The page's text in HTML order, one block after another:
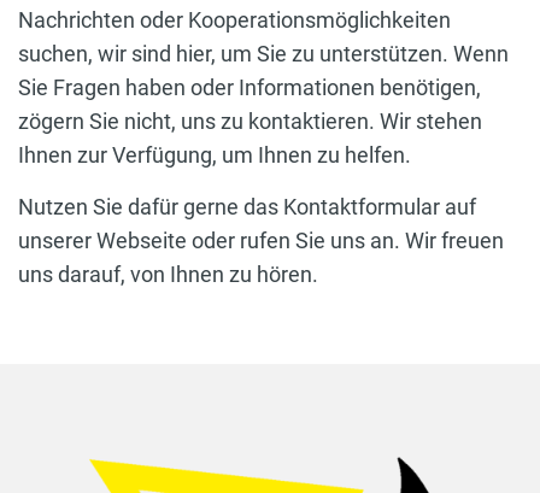
Nachrichten oder Kooperationsmöglichkeiten
suchen, wir sind hier, um Sie zu unterstützen. Wenn
Sie Fragen haben oder Informationen benötigen,
zögern Sie nicht, uns zu kontaktieren. Wir stehen
Ihnen zur Verfügung, um Ihnen zu helfen.
Nutzen Sie dafür gerne das Kontaktformular auf
unserer Webseite oder rufen Sie uns an. Wir freuen
uns darauf, von Ihnen zu hören.